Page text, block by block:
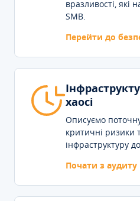
вразливості, які
SMB.
Перейти до
хаосі
Описуємо
критичні ризики
інфраструктуру
Почати з аудиту